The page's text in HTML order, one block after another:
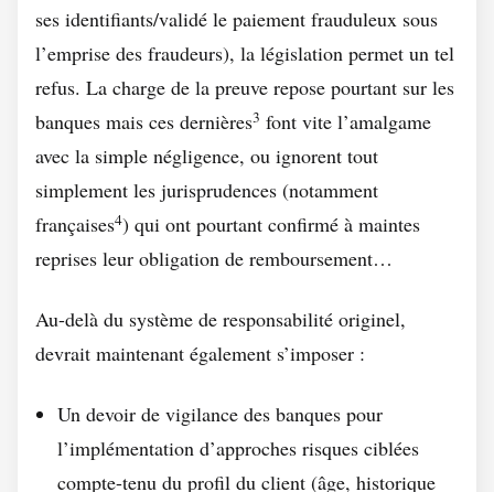
ses identifiants/validé le paiement frauduleux sous
l’emprise des fraudeurs), la législation permet un tel
refus. La charge de la preuve repose pourtant sur les
banques mais ces dernières3 font vite l’amalgame
avec la simple négligence, ou ignorent tout
simplement les jurisprudences (notamment
françaises4) qui ont pourtant confirmé à maintes
reprises leur obligation de remboursement…
Au-delà du système de responsabilité originel,
devrait maintenant également s’imposer :
Un devoir de vigilance des banques pour
l’implémentation d’approches risques ciblées
compte-tenu du profil du client (âge, historique